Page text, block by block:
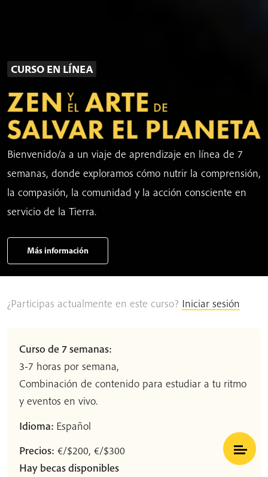
CURSO EN LÍNEA
Bienvenido/a a un viaje de aprendizaje en línea de 7
semanas, donde exploramos cómo nutrir la comprensión,
la compasión, la comunidad y la acción consciente en
servicio de la Tierra.
Más información
¿Participas actualmente en este curso? Iniciar sesión
Curso de 7 semanas:
3-7 horas por semana,
Combinación de contenido para estudiar a tu ritmo
y eventos en vivo.
Idioma: Español
Precios: €/$200, €/$300
Hay becas disponibles